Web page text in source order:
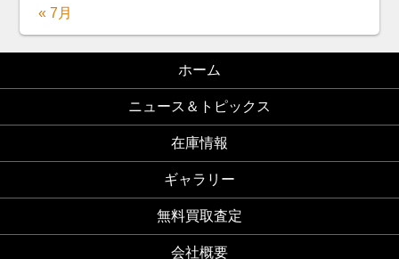
« 7月
ホーム
ニュース＆トピックス
在庫情報
ギャラリー
無料買取査定
会社概要